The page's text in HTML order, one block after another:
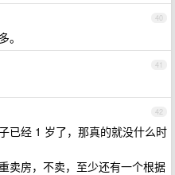
40
。
41
42
已经 1 岁了，那真的就没什么时
卖房，不卖，至少还有一个根据